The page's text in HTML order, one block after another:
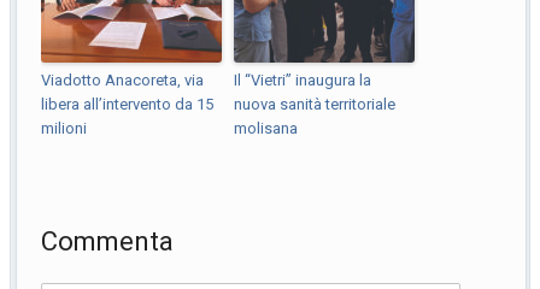
Viadotto Anacoreta, via
libera all’intervento da 15
milioni
Il “Vietri” inaugura la
nuova sanità territoriale
molisana
Commenta